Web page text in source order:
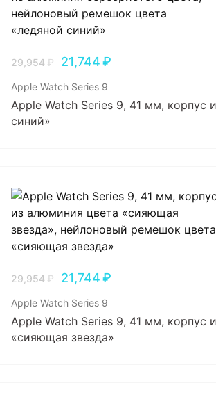
29,954₽ 21,744₽
Apple Watch Series 9
Apple Watch Series 9, 41 мм, корпус
синий»
29,954₽ 21,744₽
Apple Watch Series 9
Apple Watch Series 9, 41 мм,
«сияющая звезда»